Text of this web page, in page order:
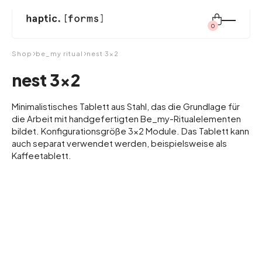
shop
modulares system
0
nach:
Shop be_my ritual nest 3×2
nest 3×2
Minimalistisches Tablett aus Stahl, das die Grundlage für
die Arbeit mit handgefertigten Be_my-Ritualelementen
bildet. Konfigurationsgröße 3x2 Module. Das Tablett kann
auch separat verwendet werden, beispielsweise als
Kaffeetablett.